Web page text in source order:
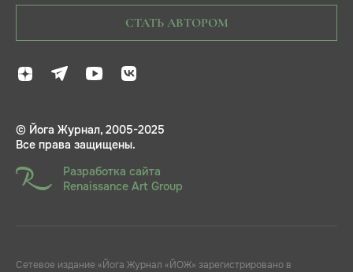
СТАТЬ АВТОРОМ
© Йога Журнал, 2005-2025
Все права защищены.
Разработка сайта
Renaissance Art Group
Сетевое издание «Йога Журнал «ЙОЖ» зарегистрировано в